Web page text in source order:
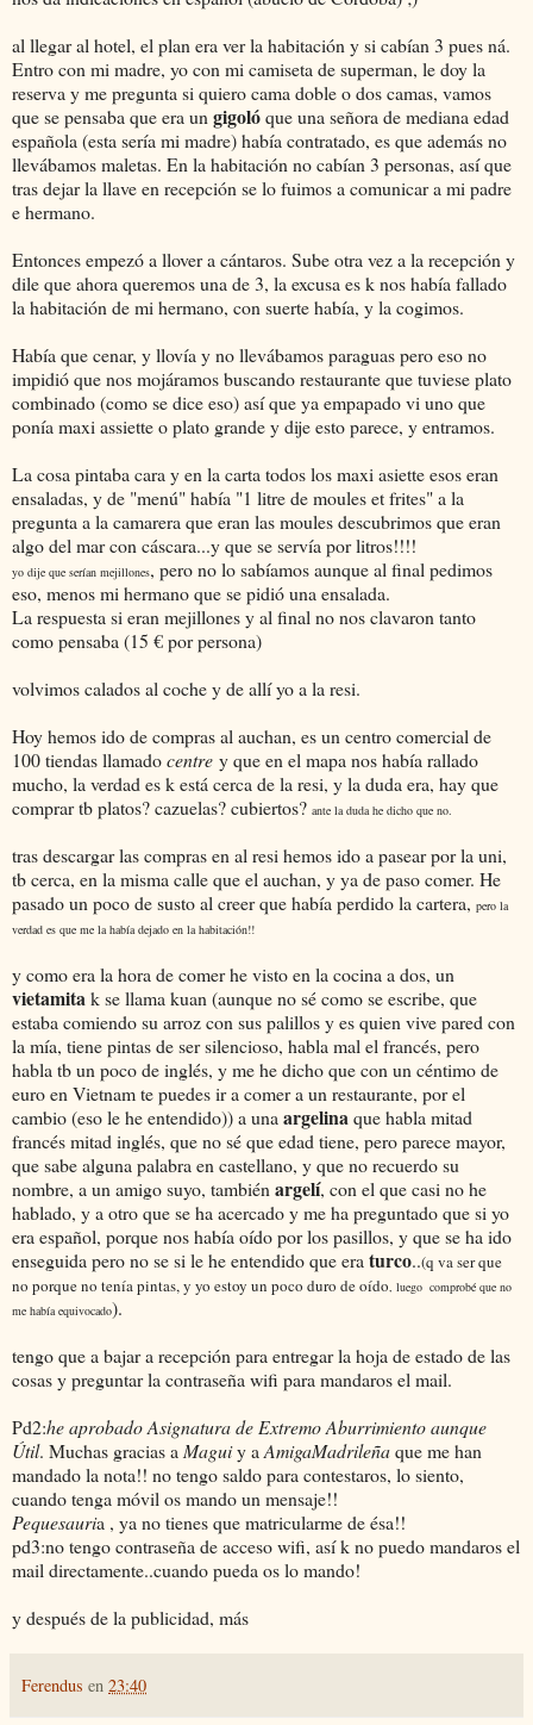
al llegar al hotel, el plan era ver la habitación y si cabían 3 pues ná.
Entro con mi madre, yo con mi camiseta de superman, le doy la
reserva y me pregunta si quiero cama doble o dos camas, vamos
que se pensaba que era un gigolóque una señora de mediana edad
española (esta sería mi madre) había contratado, es que además no
llevábamos maletas. En la habitación no cabían 3 personas, así que
tras dejar la llave en recepción se lo fuimos a comunicar a mi padre
e hermano.
Entonces empezó a llover a cántaros. Sube otra vez a la recepción y
dile que ahora queremos una de 3, la excusa es k nos había fallado
la habitación de mi hermano, con suerte había, y la cogimos.
Había que cenar, y llovía y no llevábamos paraguas pero eso no
impidió que nos mojáramos buscando restaurante que tuviese plato
combinado (como se dice eso) así que ya empapado vi uno que
ponía maxi assiette o plato grande y dije esto parece, y entramos.
La cosa pintaba cara y en la carta todos los maxi asiette esos eran
ensaladas, y de "menú" había "1 litre de moules et frites" a la
pregunta a la camarera que eran las moules descubrimos que eran
algo del mar con cáscara...y que se servía por litros!!!!
yo dije que serían mejillones, pero no lo sabíamos aunque al final pedimos
eso, menos mi hermano que se pidió una ensalada.
La respuesta si eran mejillones y al final no nos clavaron tanto
como pensaba (15 € por persona)
volvimos calados al coche y de allí yo a la resi.
Hoy hemos ido de compras al auchan, es un centro comercial de
100 tiendas llamadocentre y que en el mapa nos había rallado
mucho, la verdad es k está cerca de la resi, y la duda era, hay que
comprar tb platos? cazuelas? cubiertos? ante la duda he dicho que no.
tras descargar las compras en al resi hemos ido a pasear por la uni,
tb cerca, en la misma calle que el auchan, y ya de paso comer. He
pasado un poco de susto al creer que había perdido la cartera, pero la
verdad es que me la había dejado en la habitación!!
y como era la hora de comer he visto en la cocina a dos, un
vietamitak se llama kuan (aunque no sé como se escribe, que
estaba comiendo su arroz con sus palillos y es quien vive pared con
la mía, tiene pintas de ser silencioso, habla mal el francés, pero
habla tb un poco de inglés, y me he dicho que con un céntimo de
euro en Vietnam te puedes ir a comer a un restaurante, por el
cambio (eso le he entendido)) a una argelinaque habla mitad
francés mitad inglés, que no sé que edad tiene, pero parece mayor,
que sabe alguna palabra en castellano, y que no recuerdo su
nombre, a un amigo suyo, también argelí, con el que casi no he
hablado, y a otro que se ha acercado y me ha preguntado que si yo
era español, porque nos había oído por los pasillos, y que se ha ido
enseguida pero no se si le he entendido que era turco..(q va ser que
no porque no tenía pintas, y yo estoy un poco duro de oído , luego comprobé que no
me había equivocado).
tengo que a bajar a recepción para entregar la hoja de estado de las
cosas y preguntar la contraseña wifi para mandaros el mail.
Pd2:he aprobado Asignatura de Extremo Aburrimiento aunque
Útil. Muchas gracias a Maguiy a AmigaMadrileñaque me han
mandado la nota!! no tengo saldo para contestaros, lo siento,
cuando tenga móvil os mando un mensaje!!
Pequesauria , ya no tienes que matricularme de ésa!!
pd3:no tengo contraseña de acceso wifi, así k no puedo mandaros el
mail directamente..cuando pueda os lo mando!
y después de la publicidad, más
Ferendus en 23:40